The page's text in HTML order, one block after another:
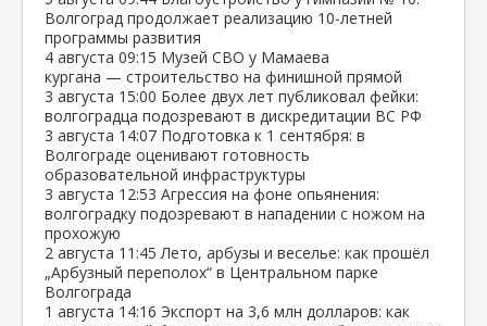
Волгоград продолжает реализацию 10‑летней
программы развития
4 августа 09:15 Музей СВО у Мамаева
кургана — строительство на финишной прямой
3 августа 15:00 Более двух лет публиковал фейки:
волгоградца подозревают в дискредитации ВС РФ
3 августа 14:07 Подготовка к 1 сентября: в
Волгограде оценивают готовность
образовательной инфраструктуры
3 августа 12:53 Агрессия на фоне опьянения:
волгоградку подозревают в нападении с ножом на
прохожую
2 августа 11:45 Лето, арбузы и веселье: как прошёл
„Арбузный переполох“ в Центральном парке
Волгограда
1 августа 14:16 Экспорт на 3,6 млн долларов: как